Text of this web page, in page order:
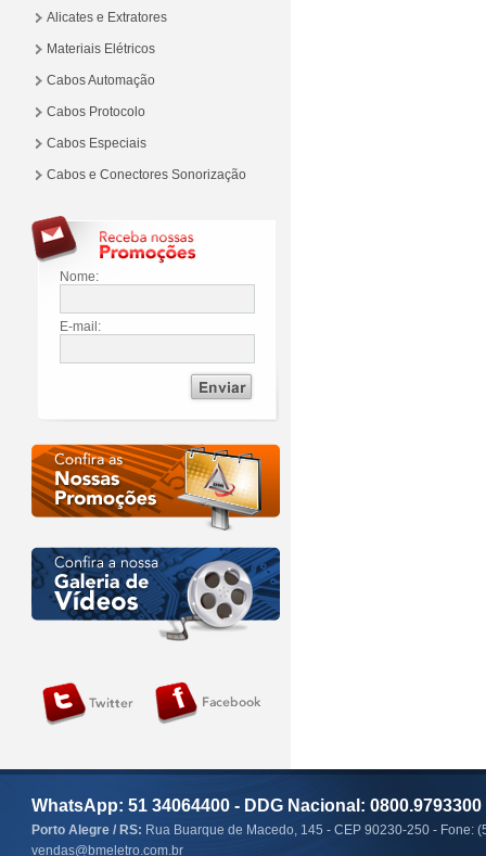
Alicates e Extratores
Materiais Elétricos
Cabos Automação
Cabos Protocolo
Cabos Especiais
Cabos e Conectores Sonorização
Nome:
E-mail:
WhatsApp: 51 34064400 - DDG Nacional: 0800.9793300
Porto Alegre / RS: Rua Buarque de Macedo, 145 - CEP 90230-250 - Fone:
vendas@bmeletro.com.br